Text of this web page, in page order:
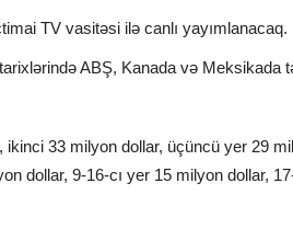
TV vasitəsi ilə canlı yayımlanacaq.
ABŞ, Kanada və Meksikada
33 milyon dollar, üçüncü yer 29
dollar, 9-16-cı yer 15 milyon dollar,